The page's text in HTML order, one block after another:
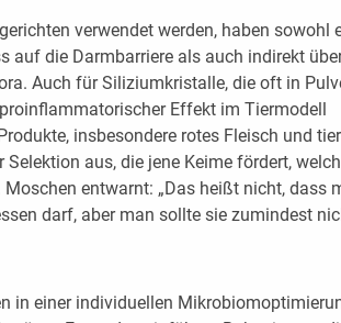
verwendet werden, haben sowohl
auf die Darmbarriere als auch indirekt
Auch für Siliziumkristalle, die oft in
Effekt im Tiermodell
insbesondere rotes Fleisch und
aus, die jene Keime fördert,
entwarnt: „Das heißt nicht, dass
darf, aber man sollte sie zumindest
in einer individuellen